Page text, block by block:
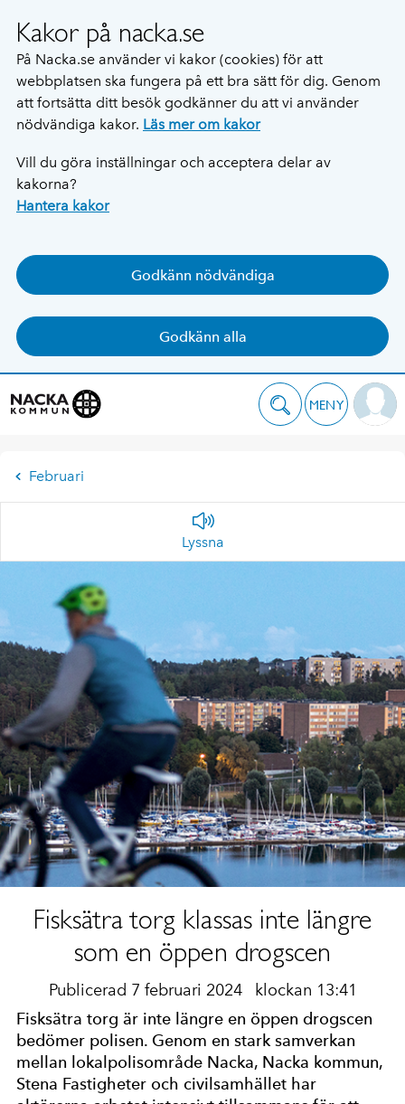
Kakor på nacka.se
På Nacka.se använder vi kakor (cookies) för att
webbplatsen ska fungera på ett bra sätt för dig. Genom
att fortsätta ditt besök godkänner du att vi använder
nödvändiga kakor. Läs mer om kakor
Vill du göra inställningar och acceptera delar av
kakorna?
Hantera kakor
Godkänn nödvändiga
Godkänn alla
MENY
Februari
Lyssna
Fisksätra torg klassas inte längre
som en öppen drogscen
Publicerad 7 februari 2024 klockan 13:41
Fisksätra torg är inte längre en öppen drogscen
bedömer polisen. Genom en stark samverkan
mellan lokalpolisområde Nacka, Nacka kommun,
Stena Fastigheter och civilsamhället har